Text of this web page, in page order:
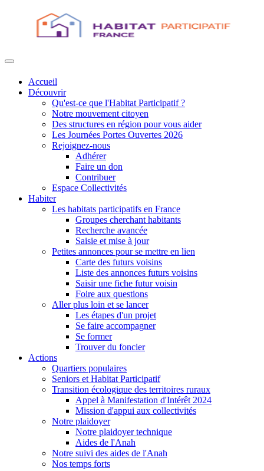
Accueil
Découvrir
Qu'est-ce que l'Habitat Participatif ?
Notre mouvement citoyen
Des structures en région pour vous aider
Les Journées Portes Ouvertes 2026
Rejoignez-nous
Adhérer
Faire un don
Contribuer
Espace Collectivités
Habiter
Les habitats participatifs en France
Groupes cherchant habitants
Recherche avancée
Saisie et mise à jour
Petites annonces pour se mettre en lien
Carte des futurs voisins
Liste des annonces futurs voisins
Saisir une fiche futur voisin
Foire aux questions
Aller plus loin et se lancer
Les étapes d'un projet
Se faire accompagner
Se former
Trouver du foncier
Actions
Quartiers populaires
Seniors et Habitat Participatif
Transition écologique des territoires ruraux
Appel à Manifestation d'Intérêt 2024
Mission d'appui aux collectivités
Notre plaidoyer
Notre plaidoyer technique
Aides de l'Anah
Notre suivi des aides de l'Anah
Nos temps forts